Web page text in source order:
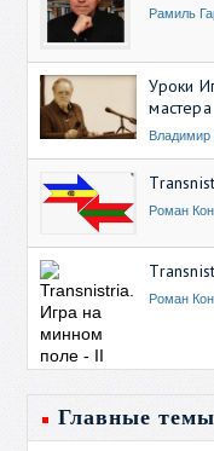
Рамиль
Уроки
мастера
Владимир
Роман
Роман
Главные темы